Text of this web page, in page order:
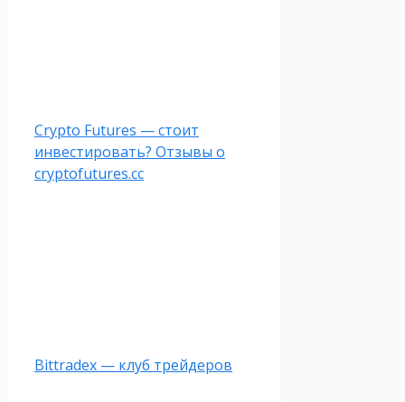
Crypto Futures — стоит
инвестировать? Отзывы о
cryptofutures.cc
Bittradex — клуб трейдеров